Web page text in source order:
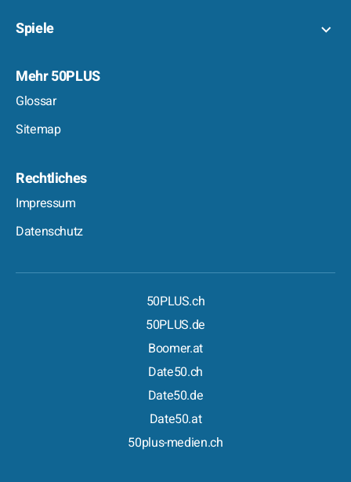
Spiele
Mehr 50PLUS
Glossar
Sitemap
Rechtliches
Impressum
Datenschutz
50PLUS.ch
50PLUS.de
Boomer.at
Date50.ch
Date50.de
Date50.at
50plus-medien.ch